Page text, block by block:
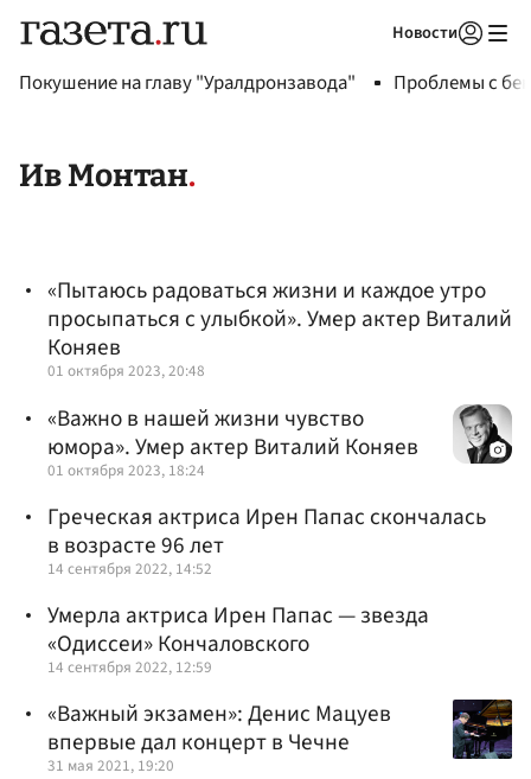
Новости
Покушение на главу "Уралдронзавода" Проблемы с
Ив Монтан
«Пытаюсь радоваться жизни и каждое утро
просыпаться с улыбкой». Умер актер Виталий
Коняев
01 октября 2023, 20:48
«Важно в нашей жизни чувство
юмора». Умер актер Виталий Коняев
01 октября 2023, 18:24
Греческая актриса Ирен Папас скончалась
в возрасте 96 лет
14 сентября 2022, 14:52
Умерла актриса Ирен Папас — звезда
«Одиссеи» Кончаловского
14 сентября 2022, 12:59
«Важный экзамен»: Денис Мацуев
впервые дал концерт в Чечне
31 мая 2021, 19:20